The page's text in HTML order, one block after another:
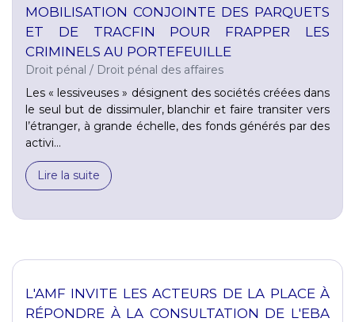
MOBILISATION CONJOINTE DES PARQUETS
ET DE TRACFIN POUR FRAPPER LES
CRIMINELS AU PORTEFEUILLE
Droit pénal / Droit pénal des affaires
Les « lessiveuses » désignent des sociétés créées dans
le seul but de dissimuler, blanchir et faire transiter vers
l’étranger, à grande échelle, des fonds générés par des
activi...
Lire la suite
L'AMF INVITE LES ACTEURS DE LA PLACE À
RÉPONDRE À LA CONSULTATION DE L'EBA